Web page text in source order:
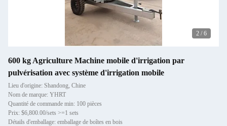
2 / 6
600 kg Agriculture Machine mobile d'irrigation par
pulvérisation avec système d'irrigation mobile
Lieu d'origine: Shandong, Chine
Nom de marque: YHRT
Quantité de commande min: 100 pièces
Prix: $6,800.00/sets >=1 sets
Détails d'emballage: emballage de boîtes en bois